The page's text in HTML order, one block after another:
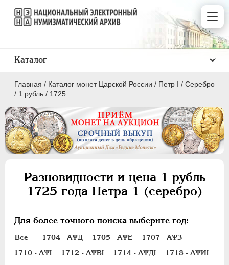
Главная / Каталог монет Царской России / Пeтр I / Серебро
/ 1 рубль / 1725
Разновидности и цена 1 рубль
1725 года Петра 1 (серебро)
Для более точного поиска выберите год:
Все 1704 - АѰД 1705 - АѰЕ
1707 - АѰЗ
1710 - АѰI
1712 - АѰВI 1714 - АѰДI
1718 - АѰИI
Каталог
ПEТР I 1699 - 1725
Серебро
Полтина
Полуполтинник